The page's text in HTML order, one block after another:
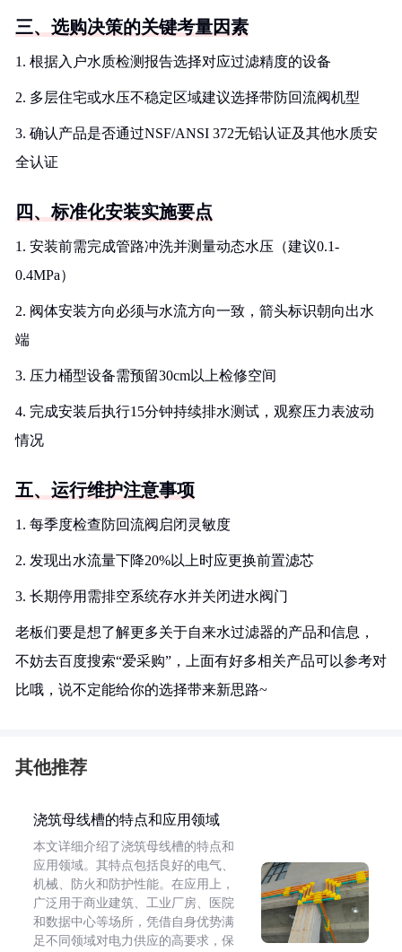
三、选购决策的关键考量因素
1. 根据入户水质检测报告选择对应过滤精度的设备
2. 多层住宅或水压不稳定区域建议选择带防回流阀机型
3. 确认产品是否通过NSF/ANSI 372无铅认证及其他水质安
全认证
四、标准化安装实施要点
1. 安装前需完成管路冲洗并测量动态水压（建议0.1-
0.4MPa）
2. 阀体安装方向必须与水流方向一致，箭头标识朝向出水
端
3. 压力桶型设备需预留30cm以上检修空间
4. 完成安装后执行15分钟持续排水测试，观察压力表波动
情况
五、运行维护注意事项
1. 每季度检查防回流阀启闭灵敏度
2. 发现出水流量下降20%以上时应更换前置滤芯
3. 长期停用需排空系统存水并关闭进水阀门
老板们要是想了解更多关于自来水过滤器的产品和信息，
不妨去百度搜索“爱采购”，上面有好多相关产品可以参考对
比哦，说不定能给你的选择带来新思路~
其他推荐
浇筑母线槽的特点和应用领域
本文详细介绍了浇筑母线槽的特点和
应用领域。其特点包括良好的电气、
机械、防火和防护性能。在应用上，
广泛用于商业建筑、工业厂房、医院
和数据中心等场所，凭借自身优势满
足不同领域对电力供应的高要求，保